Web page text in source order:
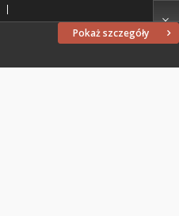
Pokaż szczegóły